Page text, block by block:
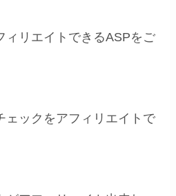
ィリエイトできるASPをご
ェックをアフィリエイトで